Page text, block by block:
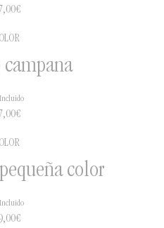
€
€
color
€